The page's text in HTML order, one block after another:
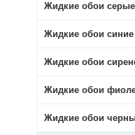
Жидкие обои серые
Жидкие обои синие
Жидкие обои
Жидкие обои
Жидкие обои